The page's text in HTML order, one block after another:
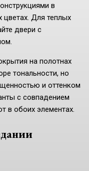
в
цветах. Для теплых
двери с
на полотнах
тональности, но
и оттенком
с совпадением
в обоих элементах.